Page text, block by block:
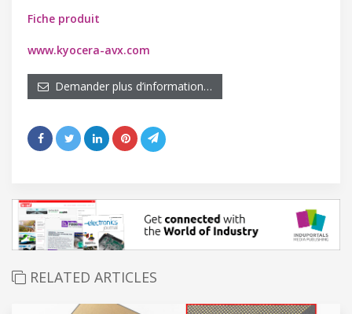
Fiche produit
www.kyocera-avx.com
Demander plus d’information…
RELATED ARTICLES